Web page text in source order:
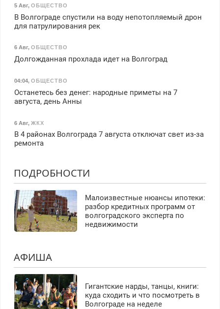
5 Авг, ОБЩЕСТВО
В Волгограде спустили на воду непотопляемый дрон
для патрулирования рек
6 Авг, ОБЩЕСТВО
Долгожданная прохлада идет на Волгоград
04:04, ОБЩЕСТВО
Останетесь без денег: народные приметы на 7
августа, день Анны
6 Авг, ЖКХ
В 4 районах Волгограда 7 августа отключат свет из-за
ремонта
ПОДРОБНОСТИ
Малоизвестные нюансы ипотеки:
разбор кредитных программ от
волгоградского эксперта по
недвижимости
АФИША
Гигантские нарды, танцы, книги:
куда сходить и что посмотреть в
Волгограде на неделе